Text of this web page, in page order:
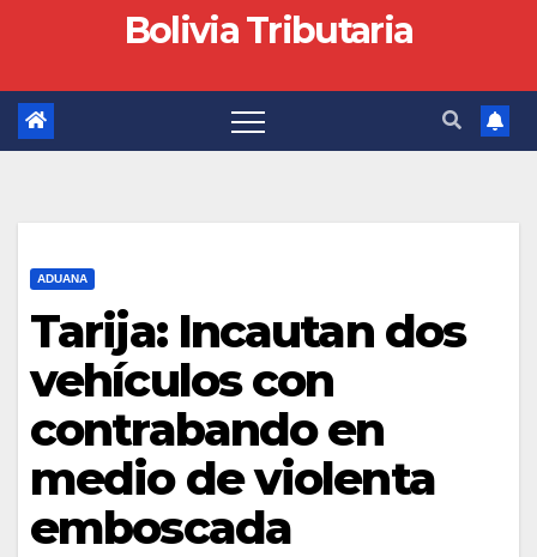
Bolivia Tributaria
ADUANA
Tarija: Incautan dos
vehículos con
contrabando en
medio de violenta
emboscada